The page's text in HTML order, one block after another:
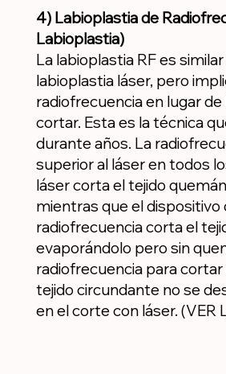
4) Labioplastia de
Labioplastia)
La labioplastia RF es similar
labioplastia láser, pero
radiofrecuencia en lugar
cortar. Esta es la técnica
durante años. La
superior al láser en todos
láser corta el tejido
mientras que el dispositivo
radiofrecuencia corta el
evaporándolo pero sin
radiofrecuencia para cortar
tejido circundante no se
en el corte con láser. (VER